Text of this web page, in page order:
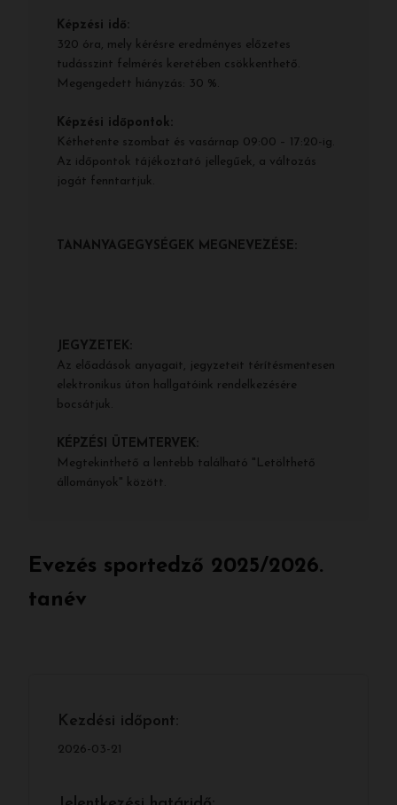
Képzési idő:
320 óra, mely kérésre eredményes előzetes
tudásszint felmérés keretében csökkenthető.
Megengedett hiányzás: 30 %.
Képzési időpontok:
Kéthetente szombat és vasárnap 09:00 – 17:20-ig.
Az időpontok tájékoztató jellegűek, a változás
jogát fenntartjuk.
TANANYAGEGYSÉGEK MEGNEVEZÉSE:
JEGYZETEK:
Az előadások anyagait, jegyzeteit térítésmentesen
elektronikus úton hallgatóink rendelkezésére
bocsátjuk.
KÉPZÉSI ÜTEMTERVEK:
Megtekinthető a lentebb található "Letölthető
állományok" között.
Evezés sportedző 2025/2026.
tanév
Kezdési időpont:
2026-03-21